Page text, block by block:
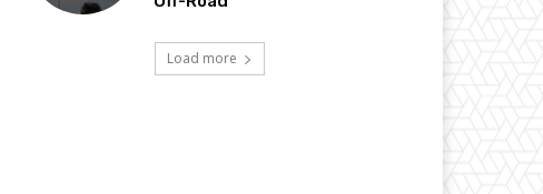
Load more